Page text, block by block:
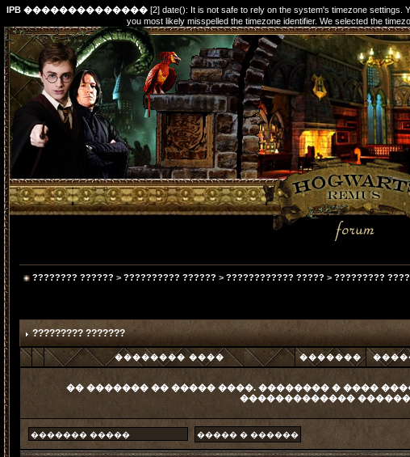
IPB �������������� [2] date(): It is not safe to rely on the system's timezone settings.
you most likely misspelled the timezone identifier. We selected the
???????? ?????? > ?????????? ?????? > ???????????? ????? > ?????????
????????? ???????
�������� ���� �������
�� ������� �� ����� ����. �������� � ����
�������������